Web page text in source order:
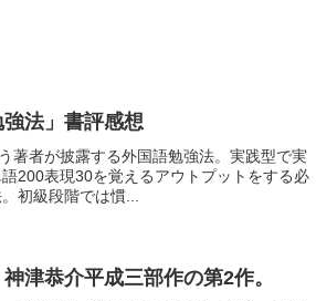
法」書評感想
著者が披露する外国語勉強法。実践型で実
200表現30を覚えるアウトプットをする必
初級段階では慣...
津恭介平成三部作の第2作。